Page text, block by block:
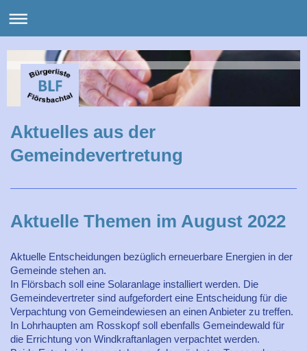
Aktuelles aus der
Gemeindevertretung
Aktuelle Themen im August 2022
Aktuelle Entscheidungen bezüglich erneuerbare Energien in der
Gemeinde stehen an.
In Flörsbach soll eine Solaranlage installiert werden. Die
Gemeindevertreter sind aufgefordert eine Entscheidung für die
Verpachtung von Gemeindewiesen an einen Anbieter zu treffen.
In Lohrhaupten am Rosskopf soll ebenfalls Gemeindewald für
die Errichtung von Windkraftanlagen verpachtet werden.